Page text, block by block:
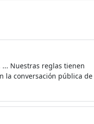
Nuestras reglas tienen
la conversación pública de